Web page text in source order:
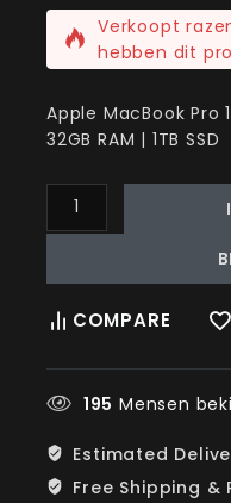
Verkoopt
hebben dit
Apple MacBook Pro
32GB RAM | 1TB SSD
COMPARE
195 Mensen
Estimated
Free Shipping &